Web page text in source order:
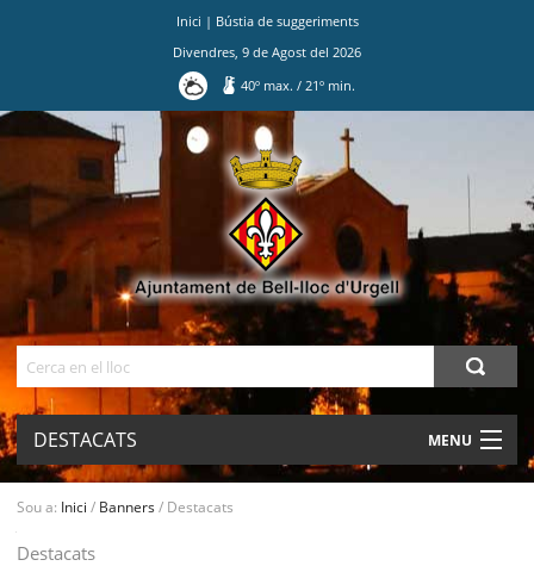
Inici | Bústia de suggeriments
Divendres 9 de Agost del 2026
40º max./ 21º min.
DESTACATS MENU
MUNICIPI
Sou a: Inici / Banners/ Destacats
Destacats